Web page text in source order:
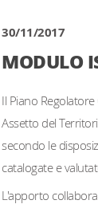
30/11/2017
MODULO
Il Piano
Assetto del
secondo le
catalogate e
L'apporto